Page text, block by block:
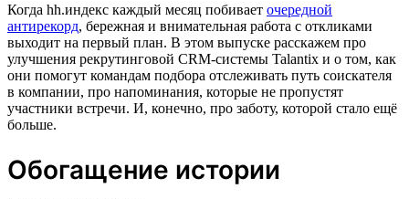
Когда hh.индекс каждый месяц побивает очередной
антирекорд, бережная и внимательная работа с откликами
выходит на первый план. В этом выпуске расскажем про
улучшения рекрутинговой CRM-системы Talantix и о том, как
они помогут командам подбора отслеживать путь соискателя
в компании, про напоминания, которые не пропустят
участники встречи. И, конечно, про заботу, которой стало ещё
больше.
Обогащение истории